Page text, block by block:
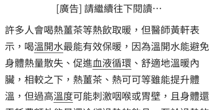
[廣告] 請繼續往下閱讀…
許多人會喝熱薑茶等熱飲取暖，但醫師黃軒表
示，喝溫開水最能有效保暖，因為溫開水能避免
身體熱量散失、促進血液循環 、舒適地溫暖內
臟，相較之下，熱薑茶、熱可可等雖能提升體
溫，但過高溫度可能刺激咽喉或胃壁，且身體還